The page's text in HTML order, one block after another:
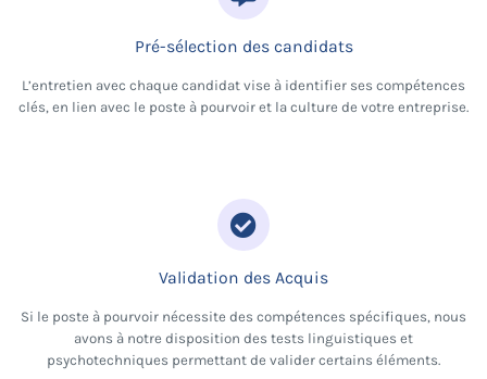
Pré-sélection des candidats
L’entretien avec chaque candidat vise à identifier ses compétences
clés, en lien avec le poste à pourvoir et la culture de votre entreprise.
Validation des Acquis
Si le poste à pourvoir nécessite des compétences spécifiques, nous
avons à notre disposition des tests linguistiques et
psychotechniques permettant de valider certains éléments.